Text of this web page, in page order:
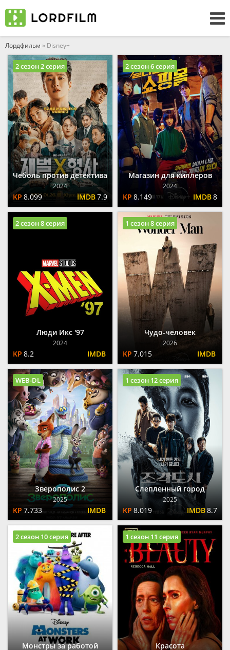
Лордфильм » Disney+
Чеболь против детектива
2024
8.099 7.9
2 сезон 2 серия
Магазин для киллеров
2024
8.149 8
2 сезон 6 серия
Люди Икс '97
2024
8.2
2 сезон 8 серия
Чудо-человек
2026
7.015
1 сезон 8 серия
Зверополис 2
2025
7.733
WEB-DL
Слепленный город
2025
8.019 8.7
1 сезон 12 серия
Монстры за работой
2 сезон 10 серия
Красота
1 сезон 11 серия